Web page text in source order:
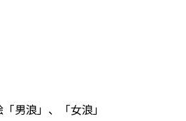
男浪」、「女浪」